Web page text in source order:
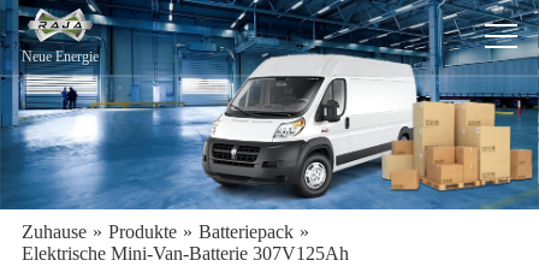
Neue Energie
Zuhause » Produkte » Batteriepack »
Elektrische Mini-Van-Batterie 307V125Ah